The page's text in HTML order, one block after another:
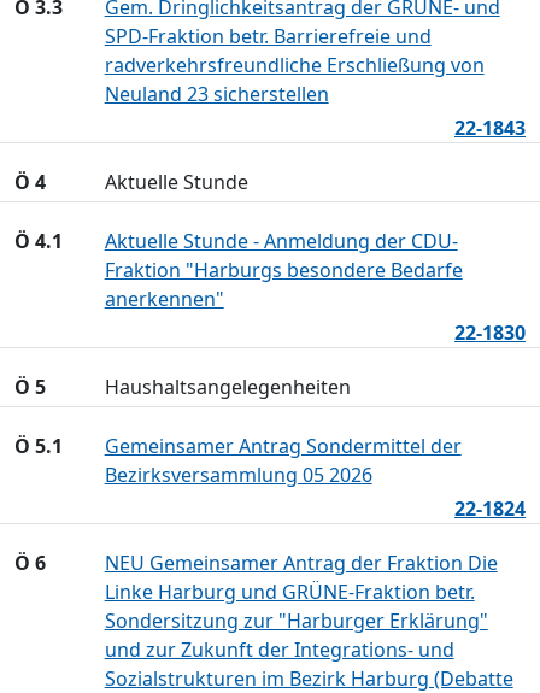
Ö 3.3
Gem. Dringlichkeitsantrag der GRÜNE- und
SPD-Fraktion betr. Barrierefreie und
radverkehrsfreundliche Erschließung von
Neuland 23 sicherstellen
22-1843
Ö 4 Aktuelle Stunde
Ö 4.1
Aktuelle Stunde - Anmeldung der CDU-
Fraktion "Harburgs besondere Bedarfe
anerkennen"
22-1830
Ö 5 Haushaltsangelegenheiten
Ö 5.1
Gemeinsamer Antrag Sondermittel der
Bezirksversammlung 05 2026
22-1824
Ö 6
NEU Gemeinsamer Antrag der Fraktion Die
Linke Harburg und GRÜNE-Fraktion betr.
Sondersitzung zur "Harburger Erklärung"
und zur Zukunft der Integrations- und
Sozialstrukturen im Bezirk Harburg (Debatte